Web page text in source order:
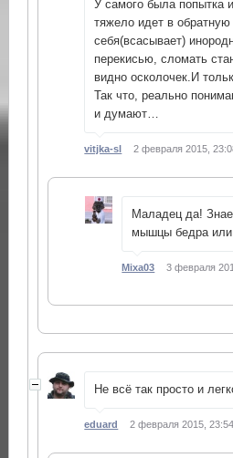
У самого была попытка
тяжело идет в обратную
себя(всасывает)
перекисью, сломать
видно осколочек.И
Так что, реально
и думают…
vitjka-sl 2 февраля 2015,
Маладец да!
мышцы бедра или
Mixa03 3 февраля
Не всё так просто и
eduard 2 февраля 2015, 23:54